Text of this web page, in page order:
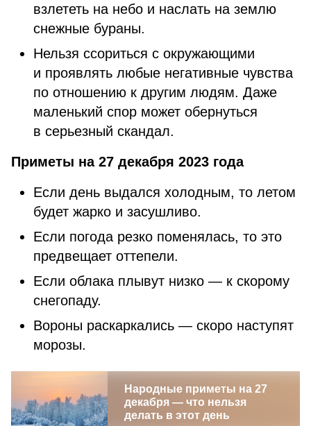
взлететь на небо и наслать на землю
снежные бураны.
Нельзя ссориться с окружающими
и проявлять любые негативные чувства
по отношению к другим людям. Даже
маленький спор может обернуться
в серьезный скандал.
Приметы на 27 декабря 2023 года
Если день выдался холодным, то летом
будет жарко и засушливо.
Если погода резко поменялась, то это
предвещает оттепели.
Если облака плывут низко — к скорому
снегопаду.
Вороны раскаркались — скоро наступят
морозы.
Народные приметы на 27
декабря — что нельзя
делать в этот день